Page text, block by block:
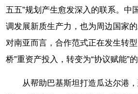
五五”规划产生愈发深入的联系。中
调发展新质生产力，也为周边国家的
对南亚而言，合作范式正在发生转
桥”重资产投入，转变为“协议赋能”的
从帮助巴基斯坦打造瓜达尔港